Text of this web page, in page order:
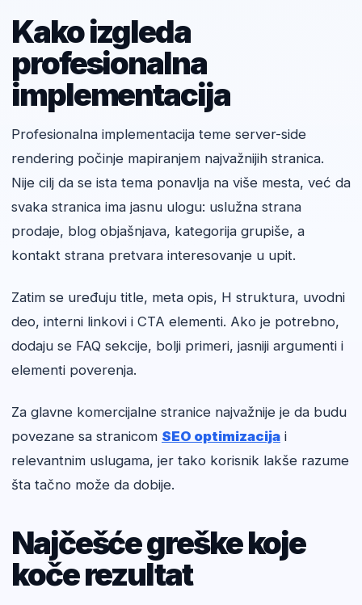
Kako izgleda
profesionalna
implementacija
Profesionalna implementacija teme server-side
rendering počinje mapiranjem najvažnijih stranica.
Nije cilj da se ista tema ponavlja na više mesta, već da
svaka stranica ima jasnu ulogu: uslužna strana
prodaje, blog objašnjava, kategorija grupiše, a
kontakt strana pretvara interesovanje u upit.
Zatim se uređuju title, meta opis, H struktura, uvodni
deo, interni linkovi i CTA elementi. Ako je potrebno,
dodaju se FAQ sekcije, bolji primeri, jasniji argumenti i
elementi poverenja.
Za glavne komercijalne stranice najvažnije je da budu
povezane sa stranicom SEO optimizacija i
relevantnim uslugama, jer tako korisnik lakše razume
šta tačno može da dobije.
Najčešće greške koje
koče rezultat